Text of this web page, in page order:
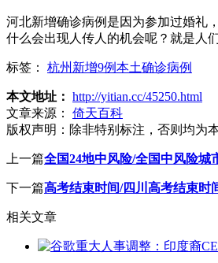
河北新增确诊病例是因为参加过婚礼
什么会出现人传人的机会呢？就是人
标签： 杭州新增9例本土确诊病例
本文地址： http://yitian.cc/45250.html
文章来源：
倚天百科
版权声明： 除非特别标注，否则均为
上一篇全国24地中风险/全国中风险城
下一篇高考结束时间/四川高考结束时
相关文章